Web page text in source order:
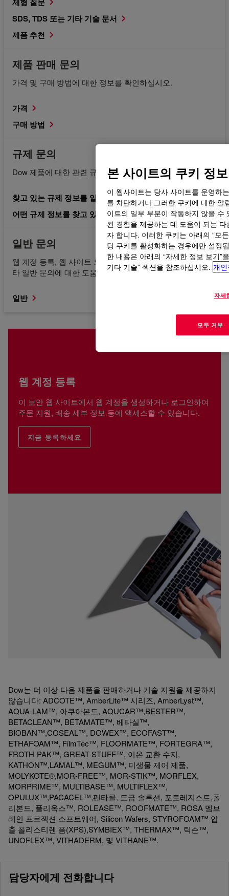
SDS, TDS 또는 기타 기술 문서
제품 추천
제품 판매 문의
가격 및 구매 방법에 대한 정보를 확인하십시오.
가격
구매 방법
규제 문의
Dow 제품에 대한 관련 규제 문서를 요청합니다.
찾고 있는 규제 정보를 알고 있습니다.
어떤 규제 정보를 찾고 있는지 모르겠습니다.
일반 문의
웹 계정 등록, 웹 사이트 오류, 콘텐츠 액세스 또는 찾기 및 기
타 일반 문의에 대한 도움을 받으십시오.
일반
웹 계정 등록
이 보안 웹 사이트에서 웹 계정을 생성하거나 로그인하여
주문 지원, 배송 세부 정보 등에 액세스할 수 있습니다.
지금 등록하세요
Dow는 더 이상 다음 제품을 판매하거나 기술 지원을 제공하지
않습니다: ADCOTE™, AmberLite™ 시리즈, AmberLyst™,
AQUA-LAM™, 아쿠아본드, AQUCAR™,BESTER™,
BETACLEAN™, BETAMATE™, 베타실™,
BIOBAN™,COSEAL™, DOWEX™, ECOFAST™,
ETHAFOAM™, FilmTec™, FLOORMATE™, FORTEGRA™,
FROTH-PAK™, GREAT STUFF™, 이온 교환 수지,
KATHON™,LAMAL™, MEGUM™, 미생물 제어 제품,
MOLYKOTE®,MOR-FREE™, MOR-STIK™, MORFLEX,
MORPRIME™, MULTIBASE™, MULTIFLEX™,
OPULUX™,PACACEL™,펜타콜, 도금 솔루션, 포토레지스트,폴
리본드, 폴리옥스™, ROLEASE™, ROOFMATE™, ROSA 멤브
레인 프로젝션 소프트웨어, Silicon Wafers, STYROFOAM™ 압
출 폴리스티렌 폼(XPS),SYMBIEX™, THERMAX™, 틱슨™,
UNOFLEX™, VITHADERM, 및 VITHANE™.
담당자에게 전화합니다
본 사이트의 쿠키 정보
이 웹사이트는 당사 사이트를 운영하
를 차단하거나 그러한 쿠키에 대한
이트의 일부 부분이 작동하지 않을
된 경험을 제공하는 데 도움이 되는
자 합니다. 이러한 쿠키는 아래의 “모
당 쿠키를 활성화하는 경우에만 설정
한 내용은 아래의 “자세한 정보 보기”
기타 기술” 섹션을 참조하십시오. 개
자세
모두 거부